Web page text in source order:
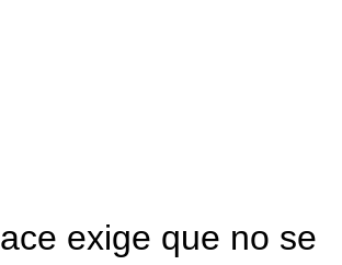
exige que no se